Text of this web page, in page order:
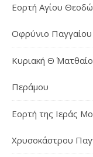
Εορτή Αγίου
Οφρύνιο Παγγαίου
Κυριακή Θ΄
Περάμου
Εορτή της Ιεράς
Χρυσοκάστρου